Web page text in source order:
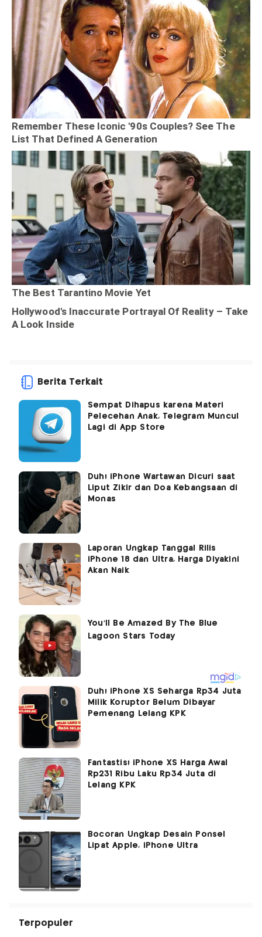
Berita Terkait
Sempat Dihapus karena Materi
Pelecehan Anak, Telegram Muncul
Lagi di App Store
Duh! iPhone Wartawan Dicuri saat
Liput Zikir dan Doa Kebangsaan di
Monas
Laporan Ungkap Tanggal Rilis
iPhone 18 dan Ultra, Harga Diyakini
Akan Naik
Duh! iPhone XS Seharga Rp34 Juta
Milik Koruptor Belum Dibayar
Pemenang Lelang KPK
Fantastis! iPhone XS Harga Awal
Rp231 Ribu Laku Rp34 Juta di
Lelang KPK
Bocoran Ungkap Desain Ponsel
Lipat Apple, iPhone Ultra
Terpopuler